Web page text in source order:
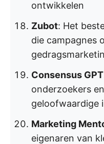
ontwikkelen
Zubot: Het
die campagnes
Consensus GPT
onderzoekers
geloofwaardige
Marketing
eigenaren van